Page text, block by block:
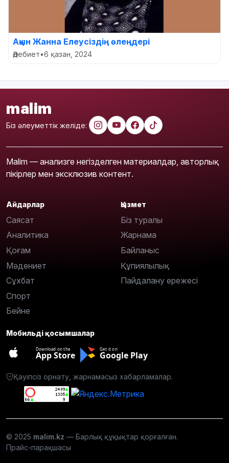
Ақын Жанна Елеусіздің өлеңдері
Әдебиет•6 қазан, 2024
malim
Біз әлеуметтік желіде:
Malim — анализге негізделген материалдар, авторлық
пікірлер мен эксклюзив контент.
Айдарлар
Саясат
Аналитика
Қоғам
Мәдениет
Сұхбат
Спорт
Бейне
Қызмет
Біз туралы
Жарнама
Байланыс
Құпиялылық
Пайдалану ережесі
Мобильді қосымшалар
Download on the
App Store
Get it on
Google Play
Қауіпсіз орнату, жарнамасыз хабарламалар.
© 2025 malim.kz — Барлық құқықтар қорғалған.
Прайс-парақшасы